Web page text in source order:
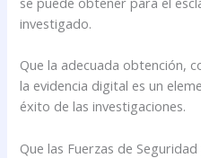
investigado.
Que la adecuada obtención,
la evidencia digital es un
éxito de las investigaciones.
Que las Fuerzas de